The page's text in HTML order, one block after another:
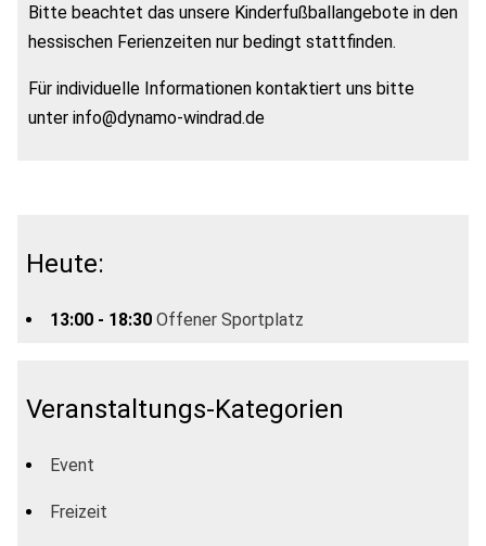
Bitte beachtet das unsere Kinderfußballangebote in den
hessischen Ferienzeiten nur bedingt stattfinden.
Für individuelle Informationen kontaktiert uns bitte
unter info@dynamo-windrad.de
Heute:
13:00 - 18:30 Offener Sportplatz
Veranstaltungs-Kategorien
Event
Freizeit